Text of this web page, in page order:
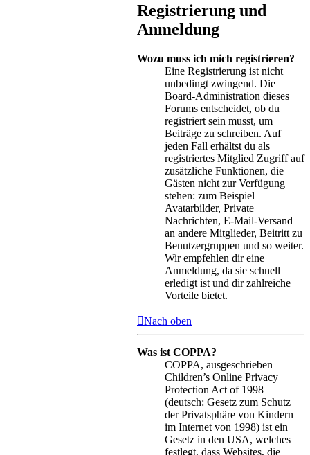
Registrierung und
Anmeldung
Wozu muss ich mich registrieren?
Eine Registrierung ist nicht
unbedingt zwingend. Die
Board-Administration dieses
Forums entscheidet, ob du
registriert sein musst, um
Beiträge zu schreiben. Auf
jeden Fall erhältst du als
registriertes Mitglied Zugriff auf
zusätzliche Funktionen, die
Gästen nicht zur Verfügung
stehen: zum Beispiel
Avatarbilder, Private
Nachrichten, E-Mail-Versand
an andere Mitglieder, Beitritt zu
Benutzergruppen und so weiter.
Wir empfehlen dir eine
Anmeldung, da sie schnell
erledigt ist und dir zahlreiche
Vorteile bietet.
Nach oben
Was ist COPPA?
COPPA, ausgeschrieben
Children’s Online Privacy
Protection Act of 1998
(deutsch: Gesetz zum Schutz
der Privatsphäre von Kindern
im Internet von 1998) ist ein
Gesetz in den USA, welches
festlegt, dass Websites, die